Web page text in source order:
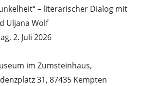
– literarischer Dialog mit
Uljana Wolf
2. Juli 2026
im Zumsteinhaus,
31, 87435 Kempten